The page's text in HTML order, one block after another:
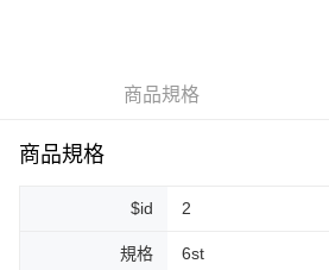
悠遊付
商品規格
商品規格
$id 2
規格 6st